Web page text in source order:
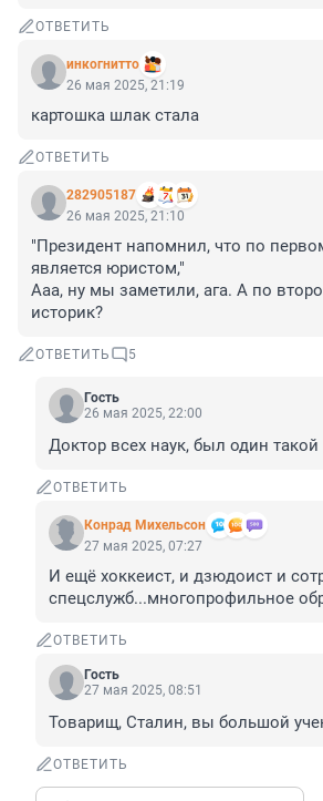
ОТВЕТИТЬ
инкогнитто
26 мая 2025, 21:19
картошка шлак стала
ОТВЕТИТЬ
282905187
26 мая 2025, 21:10
"Президент напомнил, что по
является юристом,"
Ааа, ну мы заметили, ага. А по
историк?
ОТВЕТИТЬ 5
Гость
26 мая 2025, 22:00
Доктор всех наук, был один
ОТВЕТИТЬ
Конрад Михельсон
27 мая 2025, 07:27
И ещё хоккеист, и дзюдоист и
спецслужб...многопрофильное
ОТВЕТИТЬ
Гость
27 мая 2025, 08:51
Товарищ, Сталин, вы большой
ОТВЕТИТЬ